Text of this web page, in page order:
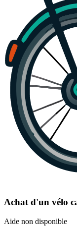
Achat d'un vélo
Aide non disponible